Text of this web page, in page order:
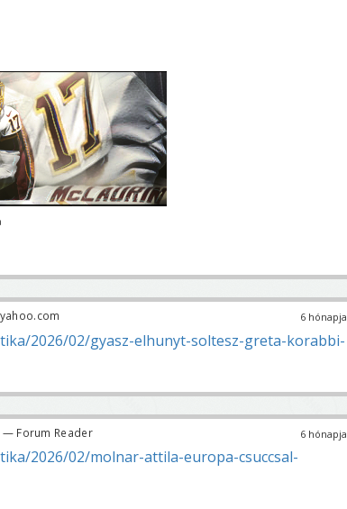
6 hónapja
2026/02/gyasz-elhunyt-soltesz-greta-korabbi-
6 hónapja
— Forum Reader
2026/02/molnar-attila-europa-csuccsal-